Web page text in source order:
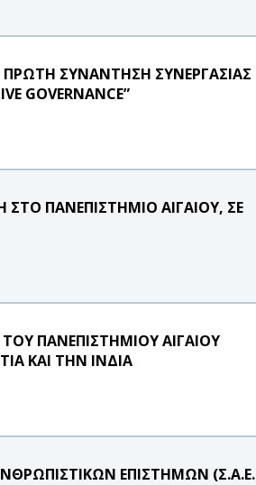
ΣΥΝΑΝΤΗΣΗ ΣΥΝΕΡΓΑΣΙΑΣ
GOVERNANCE”
ΠΑΝΕΠΙΣΤΗΜΙΟ ΑΙΓΑΙΟΥ, ΣΕ
ΠΑΝΕΠΙΣΤΗΜΙΟΥ ΑΙΓΑΙΟΥ
ΚΑΙ ΤΗΝ ΙΝΔΙΑ
ΕΠΙΣΤΗΜΩΝ